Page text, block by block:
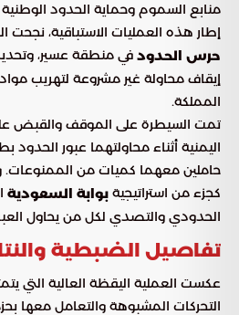
منابع السموم وحماية الحدود
إطار هذه العمليات الاستباقية، نجحت
حرس الحدود في منطقة عسير،
إيقاف محاولة غير مشروعة لتهريب
المملكة.
تمت السيطرة على الموقف والقبض
اليمنية أثناء محاولتهما عبور الحدود
حاملين معهما كميات من الممنوعات.
كجزء من استراتيجية بوابة السعودية
الحدودي والتصدي لكل من يحاول
تفاصيل الضبطية
عكست العملية اليقظة العالية التي
التحركات المشبوهة والتعامل معها